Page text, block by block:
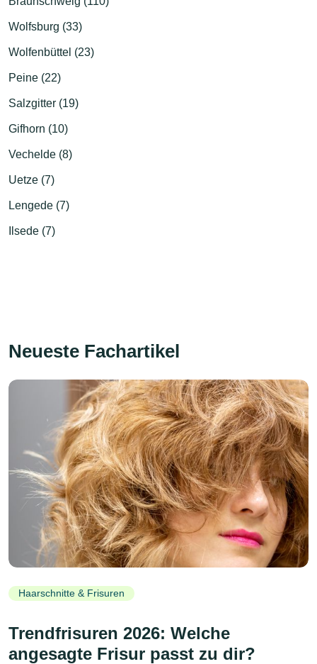
Wolfsburg (33)
Wolfenbüttel (23)
Peine (22)
Salzgitter (19)
Gifhorn (10)
Vechelde (8)
Uetze (7)
Lengede (7)
Ilsede (7)
Neueste Fachartikel
Haarschnitte & Frisuren
Trendfrisuren 2026: Welche
angesagte Frisur passt zu dir?